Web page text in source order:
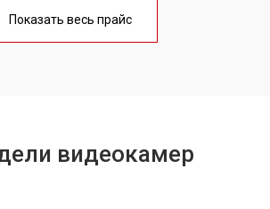
Показать весь прайс
видеокамер